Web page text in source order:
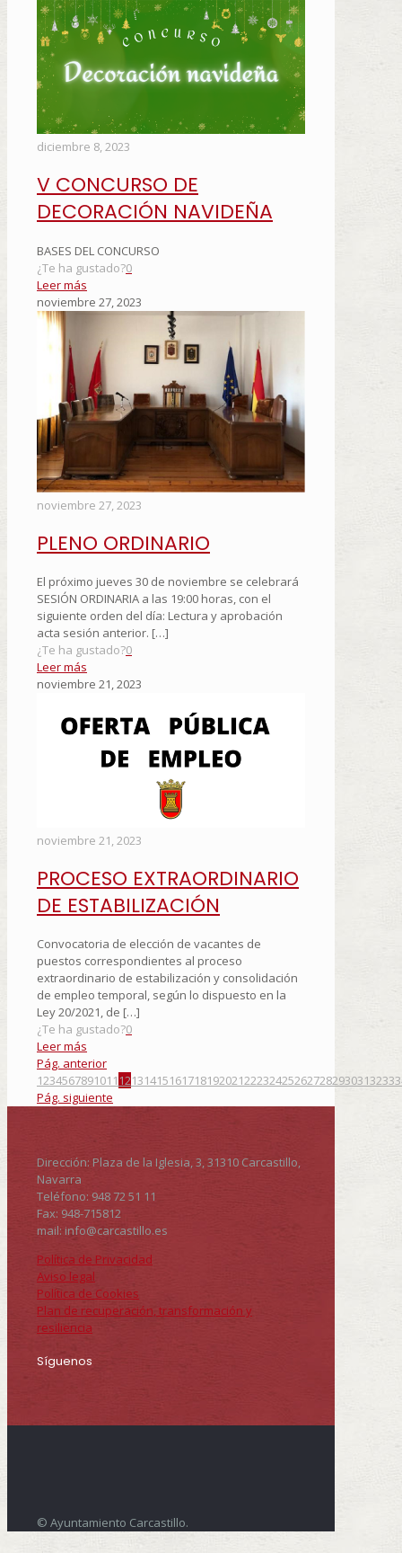
diciembre 8, 2023
V CONCURSO DE
DECORACIÓN NAVIDEÑA
BASES DEL CONCURSO
¿Te ha gustado?0
Leer más
noviembre 27, 2023
noviembre 27, 2023
PLENO ORDINARIO
El próximo jueves 30 de noviembre se celebrará
SESIÓN ORDINARIA a las 19:00 horas, con el
siguiente orden del día: Lectura y aprobación
acta sesión anterior. […]
¿Te ha gustado?0
Leer más
noviembre 21, 2023
noviembre 21, 2023
PROCESO EXTRAORDINARIO
DE ESTABILIZACIÓN
Convocatoria de elección de vacantes de
puestos correspondientes al proceso
extraordinario de estabilización y consolidación
de empleo temporal, según lo dispuesto en la
Ley 20/2021, de […]
¿Te ha gustado?0
Leer más
Pág. anterior
123456789101112131415161718192021222324252627282930313233
Pág. siguiente
Dirección: Plaza de la Iglesia, 3, 31310 Carcastillo,
Navarra
Teléfono: 948 72 51 11
Fax: 948-715812
mail: info@carcastillo.es
Política de Privacidad
Aviso legal
Política de Cookies
Plan de recuperación, transformación y
resiliencia
Síguenos
© Ayuntamiento Carcastillo.